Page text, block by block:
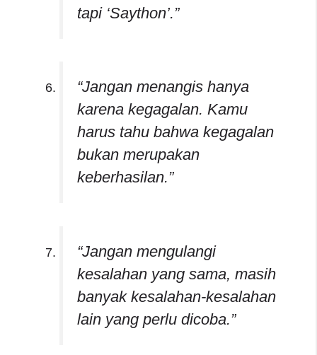
tapi ‘Saython’.”
“Jangan menangis hanya
karena kegagalan. Kamu
harus tahu bahwa kegagalan
bukan merupakan
keberhasilan.”
“Jangan mengulangi
kesalahan yang sama, masih
banyak kesalahan-kesalahan
lain yang perlu dicoba.”